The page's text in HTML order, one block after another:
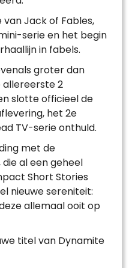
Jack of Fables,
serie en het begin
in fabels.
groter dan
2
slotte officieel de
het 2e
TV-serie onthuld.
met de
al een geheel
Short Stories
nieuwe sereniteit:
allemaal ooit op
titel van Dynamite